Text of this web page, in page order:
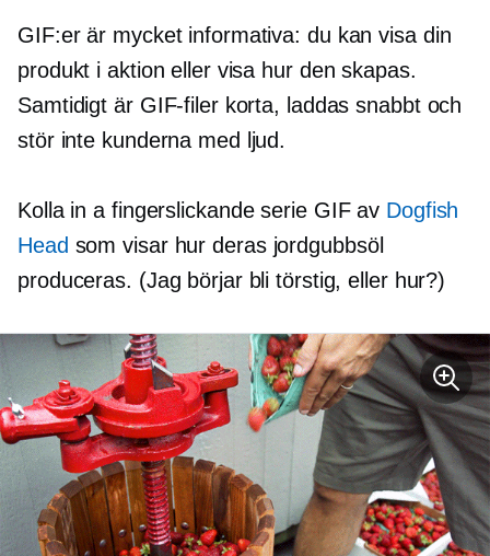
GIF:er är mycket informativa: du kan visa din
produkt i aktion eller visa hur den skapas.
Samtidigt är GIF-filer korta, laddas snabbt och
stör inte kunderna med ljud.
Kolla in a fingerslickandeserie GIF av Dogfish
Head som visar hur deras jordgubbsöl
produceras. (Jag börjar bli törstig, eller hur?)